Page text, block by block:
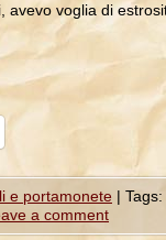
avevo voglia di
e portamonete | Tags:
a comment